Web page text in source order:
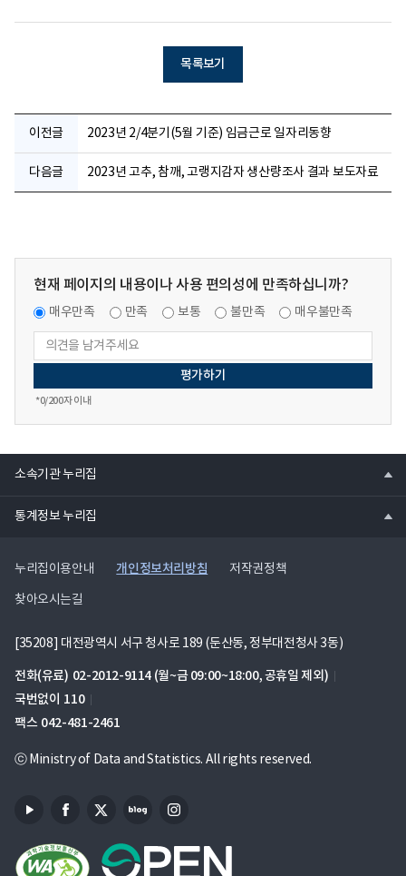
목록보기
이전글 2023년 2/4분기(5월 기준) 임금근로 일자리동향
다음글 2023년 고추, 참깨, 고랭지감자 생산량조사 결과 보도자료
현재 페이지의 내용이나 사용 편의성에 만족하십니까?
매우만족 만족 보통 불만족 매우불만족
*0/200자 이내
누리집이용안내 개인정보처리방침 저작권정책
찾아오시는길
[35208] 대전광역시 서구 청사로 189 (둔산동, 정부대전청사 3동)
전화(유료) 02-2012-9114 (월~금 09:00~18:00, 공휴일 제외)
국번없이 110
팩스 042-481-2461
ⓒ Ministry of Data and Statistics. All rights reserved.
소속기관 누리집
통계정보 누리집